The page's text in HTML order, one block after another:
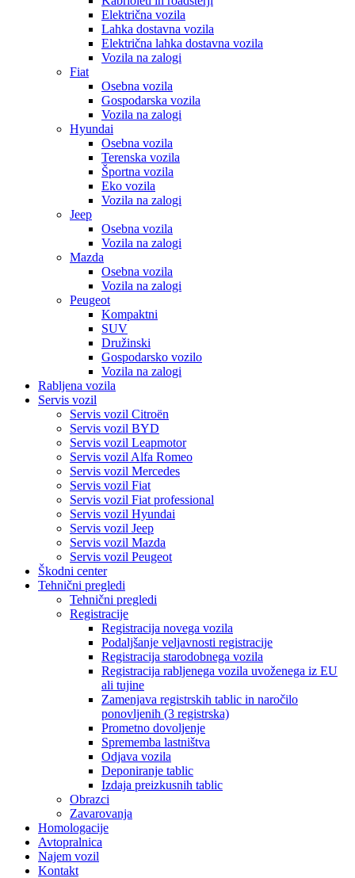
Električna vozila
Lahka dostavna vozila
Električna lahka dostavna vozila
Vozila na zalogi
Fiat
Osebna vozila
Gospodarska vozila
Vozila na zalogi
Hyundai
Osebna vozila
Terenska vozila
Športna vozila
Eko vozila
Vozila na zalogi
Jeep
Osebna vozila
Vozila na zalogi
Mazda
Osebna vozila
Vozila na zalogi
Peugeot
Kompaktni
SUV
Družinski
Gospodarsko vozilo
Vozila na zalogi
Rabljena vozila
Servis vozil
Servis vozil Citroën
Servis vozil BYD
Servis vozil Leapmotor
Servis vozil Alfa Romeo
Servis vozil Mercedes
Servis vozil Fiat
Servis vozil Fiat professional
Servis vozil Hyundai
Servis vozil Jeep
Servis vozil Mazda
Servis vozil Peugeot
Škodni center
Tehnični pregledi
Tehnični pregledi
Registracije
Registracija novega vozila
Podaljšanje veljavnosti registracije
Registracija starodobnega vozila
Registracija rabljenega vozila uvoženega iz EU
ali tujine
Zamenjava registrskih tablic in naročilo
ponovljenih (3 registrska)
Prometno dovoljenje
Sprememba lastništva
Odjava vozila
Deponiranje tablic
Izdaja preizkusnih tablic
Obrazci
Zavarovanja
Homologacije
Avtopralnica
Najem vozil
Kontakt